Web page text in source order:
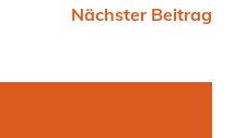
Nächster Beitrag